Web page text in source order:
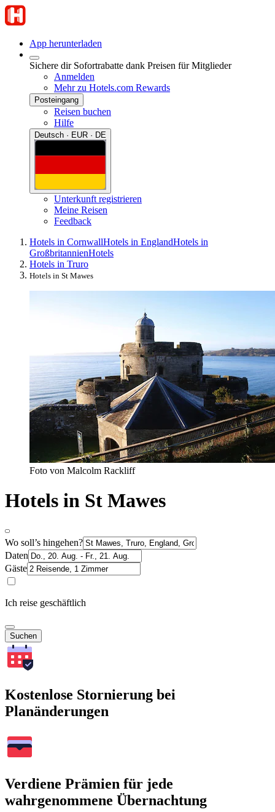
App herunterladen
Sichere dir Sofortrabatte dank Preisen für Mitglieder
Anmelden
Mehr zu Hotels.com Rewards
Posteingang
Reisen buchen
Hilfe
Deutsch · EUR · DE
Unterkunft registrieren
Meine Reisen
Feedback
Hotels in CornwallHotels in EnglandHotels in
GroßbritannienHotels
Hotels in Truro
Hotels in St Mawes
Foto von Malcolm Rackliff
Hotels in St Mawes
Wo soll’s hingehen?
Daten
Gäste
Ich reise geschäftlich
Suchen
Kostenlose Stornierung bei
Planänderungen
Verdiene Prämien für jede
wahrgenommene Übernachtung